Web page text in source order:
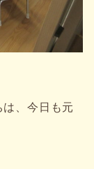
、今日も元